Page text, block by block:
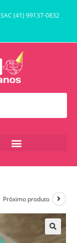
SAC (41) 99137-0832
Próximo produto